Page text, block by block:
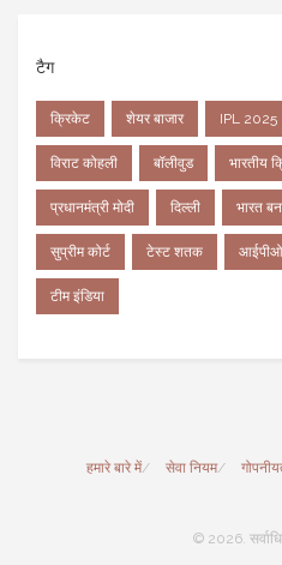
टैग
क्रिकेट शेयर बाजार IPL 2025
विराट कोहली बॉलीवुड भारतीय
प्रधानमंत्री मोदी दिल्ली भारत
सुप्रीम कोर्ट टेस्ट शतक आईपीओ
टीम इंडिया
हमारे बारे में सेवा नियम
© 2026.